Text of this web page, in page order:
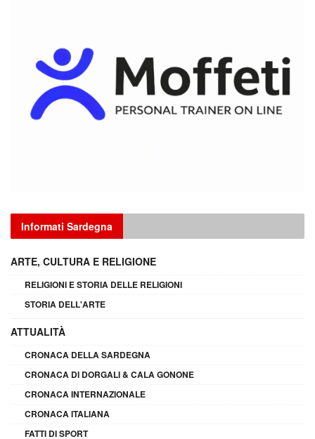
Informati Sardegna
ARTE, CULTURA E RELIGIONE
RELIGIONI E STORIA DELLE RELIGIONI
STORIA DELL'ARTE
ATTUALITÀ
CRONACA DELLA SARDEGNA
CRONACA DI DORGALI & CALA GONONE
CRONACA INTERNAZIONALE
CRONACA ITALIANA
FATTI DI SPORT